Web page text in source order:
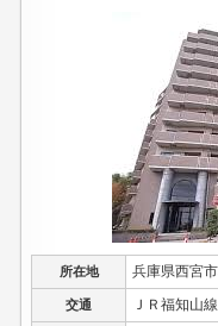
所在地 兵庫県西宮
交通 ＪＲ福知山